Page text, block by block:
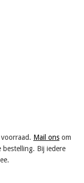
Mail ons om
Bij iedere